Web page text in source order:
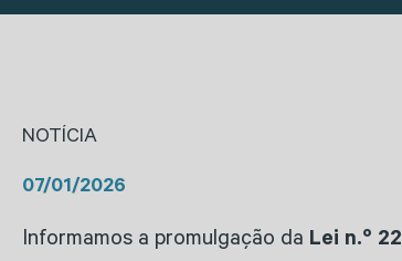
NOTÍCIA
07/01/2026
Informamos a promulgação da Lei n.º